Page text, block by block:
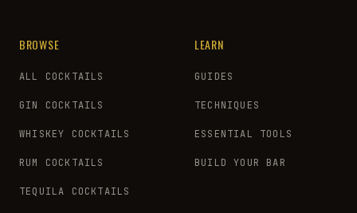
BROWSE
ALL COCKTAILS
GIN COCKTAILS
WHISKEY COCKTAILS
RUM COCKTAILS
TEQUILA COCKTAILS
LEARN
GUIDES
TECHNIQUES
ESSENTIAL TOOLS
BUILD YOUR BAR